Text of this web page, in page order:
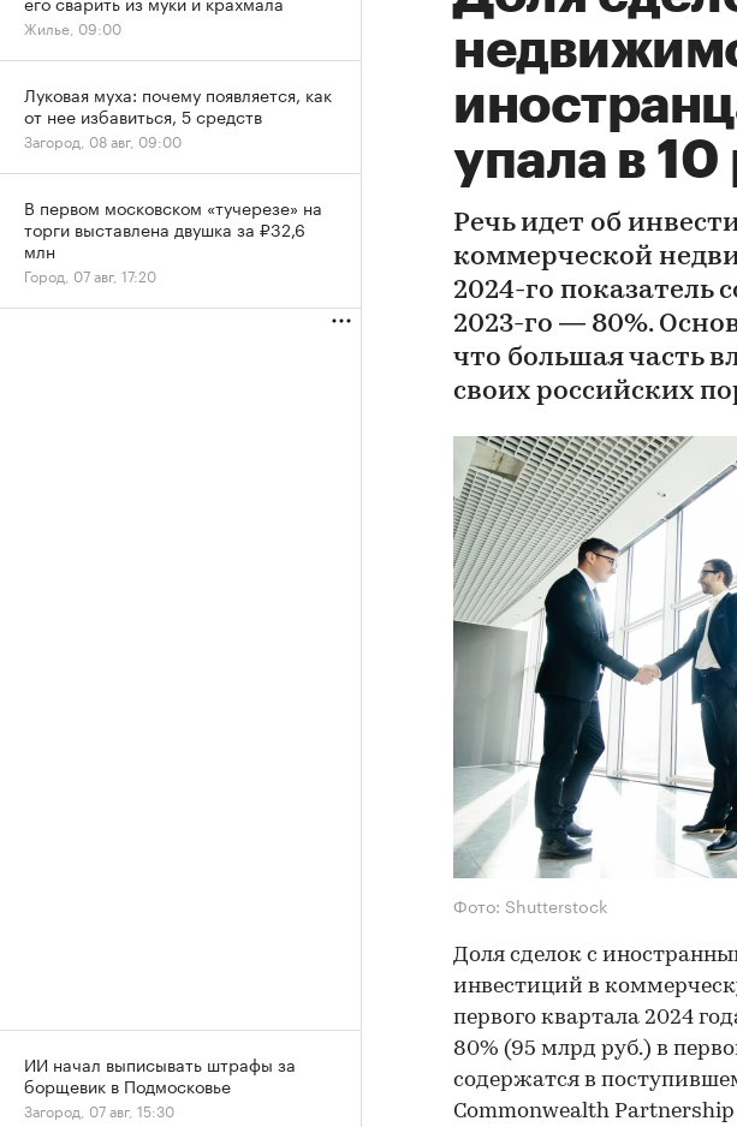
упала в 10
Речь идет об
коммерческой
2024-го показатель
2023-го — 80%.
что большая часть
своих российских
Фото: Shutterstock
Доля сделок с
инвестиций в
первого квартала 2024
80% (95 млрд руб.) в
содержатся в
Commonwealth Partnership
Жилье, 09:00
Луковая муха: почему появляется, как
от нее избавиться, 5 средств
Загород, 08 авг, 09:00
В первом московском «тучерезе» на
торги выставлена двушка за ₽32,6
млн
Город, 07 авг, 17:20
ИИ начал выписывать штрафы за
борщевик в Подмосковье
Загород, 07 авг, 15:30